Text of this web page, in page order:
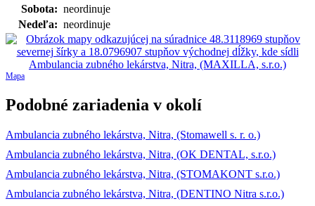
Sobota: neordinuje
Nedeľa: neordinuje
Mapa
Podobné zariadenia v okolí
Ambulancia zubného lekárstva, Nitra, (Stomawell s. r. o.)
Ambulancia zubného lekárstva, Nitra, (OK DENTAL, s.r.o.)
Ambulancia zubného lekárstva, Nitra, (STOMAKONT s.r.o.)
Ambulancia zubného lekárstva, Nitra, (DENTINO Nitra s.r.o.)